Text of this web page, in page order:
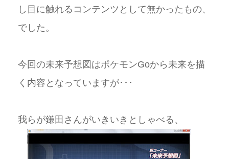
し目に触れるコンテンツとして無かったもの、
でした。
今回の未来予想図はポケモンGoから未来を描
く内容となっていますが･･･
我らが鎌田さんがいきいきとしゃべる、